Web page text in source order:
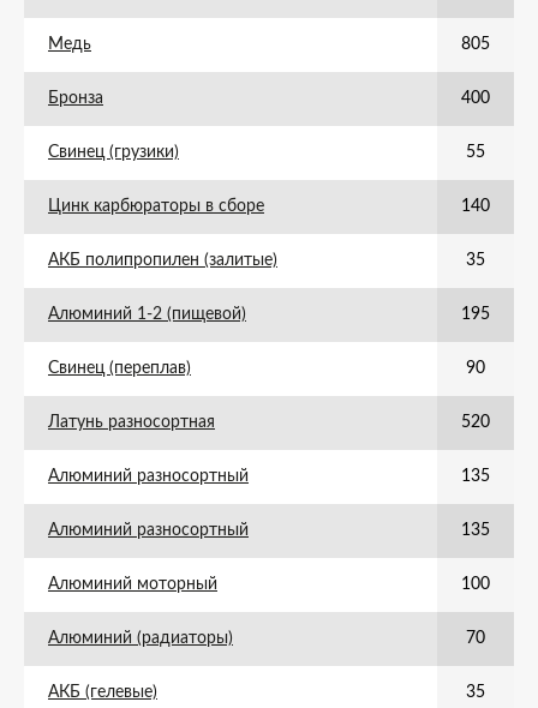
Медь 805
Бронза 400
Свинец (грузики) 55
Цинк карбюраторы в сборе 140
АКБ полипропилен (залитые) 35
Алюминий 1-2 (пищевой) 195
Свинец (переплав) 90
Латунь разносортная 520
Алюминий разносортный 135
Алюминий разносортный 135
Алюминий моторный 100
Алюминий (радиаторы) 70
АКБ (гелевые) 35